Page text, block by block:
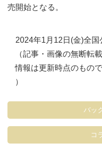
売開始となる。
2024年1月12日(金)全国
（記事・画像の無断転
情報は更新時点のもの
）
バッ
コ